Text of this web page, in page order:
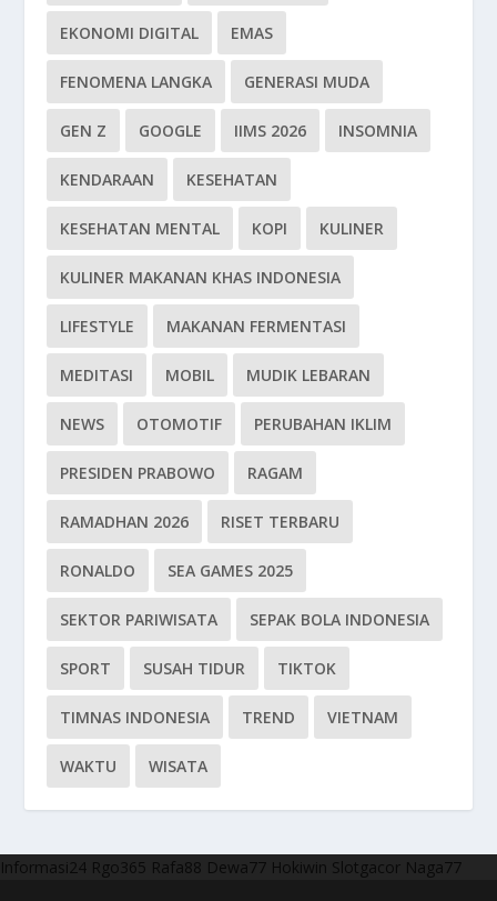
EKONOMI DIGITAL EMAS
FENOMENA LANGKA GENERASI MUDA
GEN Z GOOGLE IIMS 2026 INSOMNIA
KENDARAAN KESEHATAN
KESEHATAN MENTAL KOPI KULINER
KULINER MAKANAN KHAS INDONESIA
LIFESTYLE MAKANAN FERMENTASI
MEDITASI MOBIL MUDIK LEBARAN
NEWS OTOMOTIF PERUBAHAN IKLIM
PRESIDEN PRABOWO RAGAM
RAMADHAN 2026 RISET TERBARU
RONALDO SEA GAMES 2025
SEKTOR PARIWISATA SEPAK BOLA INDONESIA
SPORT SUSAH TIDUR TIKTOK
TIMNAS INDONESIA TREND VIETNAM
WAKTU WISATA
Informasi24 Rgo365 Rafa88 Dewa77 Hokiwin Slotgacor Naga77